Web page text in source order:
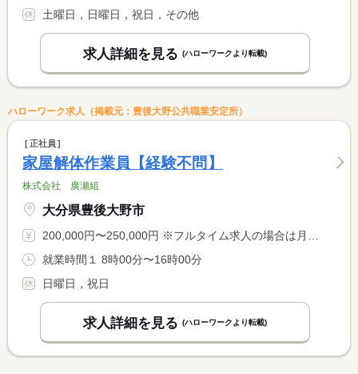
土曜日，日曜日，祝日，その他
求人詳細を見る (ハローワークより転載)
ハローワーク求人（掲載元：豊後大野公共職業安定所）
正社員
家屋解体作業員【経験不問】
株式会社 廣瀬組
大分県豊後大野市
200,000円〜250,000円 ※フルタイム求人の場合は月額（換算額）、パート求人の場合は時間額を表示しています。
就業時間１ 8時00分〜16時00分
日曜日，祝日
求人詳細を見る (ハローワークより転載)